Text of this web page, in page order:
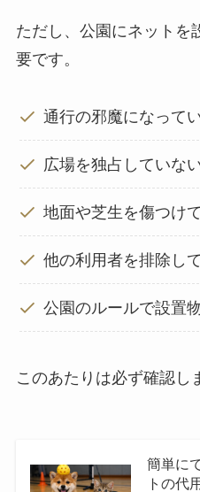
ただし、公園にネットを
要です。
通行の邪魔になって
広場を独占していな
地面や芝生を傷つけ
他の利用者を排除し
公園のルールで設置
このあたりは必ず確認し
簡単に
トの代